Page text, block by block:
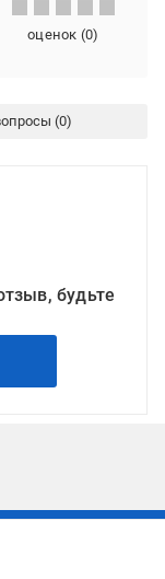
оценок (0)
будьте